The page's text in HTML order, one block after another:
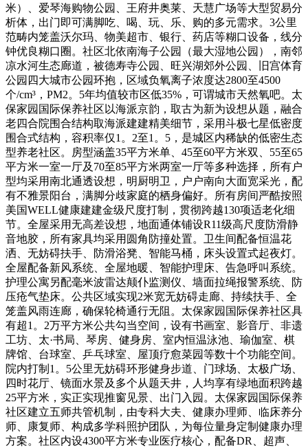
米）、爱琴海购物公园、王府井奥莱、天慧广场等大型贸易分
析体，出门即可满脚吃、喝、玩、乐、购的多元需求。3公里
范畴内笼盖沃尔玛、物美超市、银行、药店等糊口设备，线分
钟优良糊口圈。社区北依南海子公园（最大湿地公园），南邻
凉水河生态廊道，被德寿寺公园、旺兴湖郊外公园、旧宫体育
公园四大城市公园环抱，区域负氧离子浓度达2800至4500
个/cm³，PM2。5年均值较市区低35%，可谓城市天然氧吧。太
保家园国际保养社区以海派京韵，取古为新为设想从题，融合
老四合院围合结构取海派建建精美细节，采用斗极七星低密度
围合式结构，容积率仅1。2至1。5，是城区内稀缺的低密生态
型养老社区。房型涵盖35平方米单、45至60平方米双、55至65
平方米一室一厅及70至85平方米两室一厅等多种选择，所有户
型均采用南北通透设想，明厨明卫，户户南向大面宽采光，配
有不雅景阳台，满脚分歧家庭的栖身偏好。所有房间严酷按照
美国WELL健康建建金级尺度打制，贯彻跨越130项适老化细
节。全屋采用无高差设想，地面通体铺设R11级高尺度防滑静
音地胶，所有家具均采用圆角防撞处置。卫生间配备恒温花
洒、无妨碍扶手、防滑浴凳、智能马桶，床头设置式起夜灯。
全屋配备新风系统、全屋地暖、智能护理床、告急呼叫系统。
护理公寓另配毫米波雷达颠仆监测仪、墙面拉绳报警系统、防
压疮气垫床。公共区域实现2米宽无妨碍走廊、持续扶手、全
笼盖风雨连廊，确保轮椅通行无阻。太保家园国际保养社区具
有超1。2万平方米公共勾当空间，设有书画室、影音厅、非遗
工坊、太·书局、琴房、健身房、室内恒温泳池、瑜伽室、棋
牌馆、台球室、乒乓球室、屋顶疗愈菜园等数十个功能空间。
院内打制1。5公里无妨碍环形健身步道、门球场、太极广场、
四时花厅、镜面水景及多个从题天井，人均享有绿地面积跨越
25平方米，实正实现推窗见景、出门入园。太保家园国际保养
社区建立五师共管机制，由专科大夫、健康办理师、临床养分
师、康复师、构成多学科照护团队，为每位量身定制健康办理
方案。社区内设4300平方米专业医疗核心，配备DR、超声、